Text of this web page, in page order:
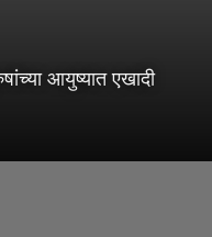
आयुष्यात एखादी